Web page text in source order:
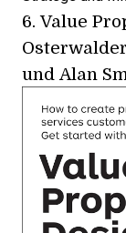
6.Value
und Alan